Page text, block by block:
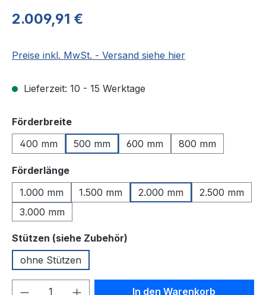
Regulärer Preis:
2.009,91 €
Preise inkl. MwSt. - Versand siehe hier
Lieferzeit: 10 - 15 Werktage
Förderbreiteauswählen
400 mm
500 mm 600 mm 800 mm
Förderlängeauswählen
1.000 mm
1.500 mm 2.000 mm
2.500 mm
3.000 mm
Stützen (siehe Zubehör)
ohne Stützen
Produkt Anzahl: Gib denIn den Warenkorb